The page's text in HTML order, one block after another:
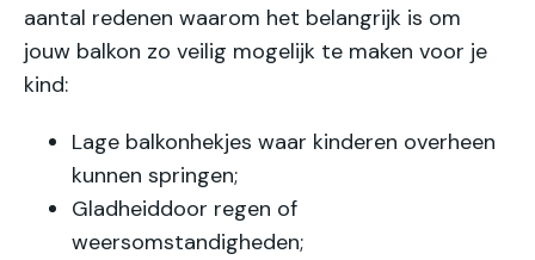
aantal redenen waarom het belangrijk is om
jouw balkon zo veilig mogelijk te maken voor je
kind:
Lage balkonhekjes waar kinderen overheen
kunnen springen;
Gladheiddoor regen of
weersomstandigheden;